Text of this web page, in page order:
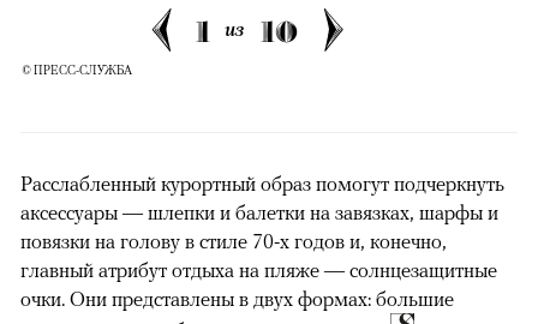
1 из 10
© ПРЕСС-СЛУЖБА
Расслабленный курортный образ помогут подчеркнуть
аксессуары — шлепки и балетки на завязках, шарфы и
повязки на голову в стиле 70-х годов и, конечно,
главный атрибут отдыха на пляже — солнцезащитные
очки. Они представлены в двух формах: большие